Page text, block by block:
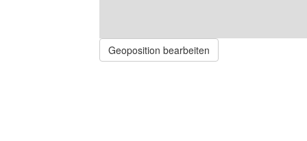
Geoposition bearbeiten